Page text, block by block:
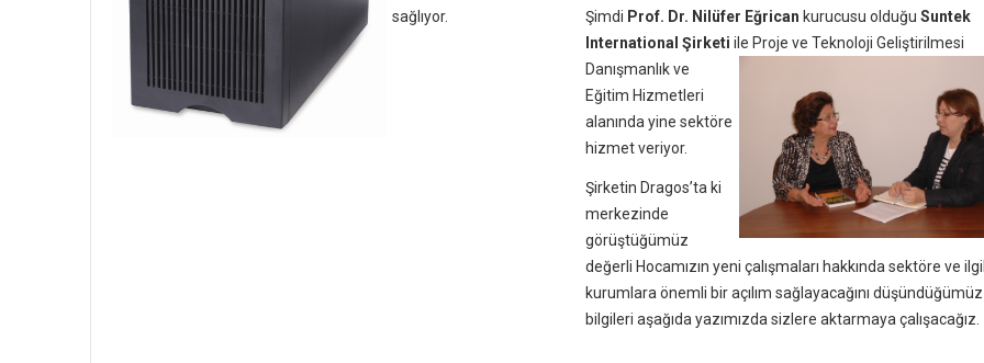
sağlıyor.
Şimdi Prof. Dr. Nilüfer Eğrican kurucusu olduğu Suntek
International Şirketi ile Proje ve Teknoloji Geliştirilmesi
Danışmanl ık ve
Eğitim Hizmetleri
alanında yine sektöre
hizmet veriyor.
Şirketin Dragos’ta ki
merkezinde
görüştüğümüz
değerli Hocamızın yeni çalışmaları hakkında sektöre ve
kurumlara önemli bir açılım sağlayacağını düşündüğümüz
bilgileri aşağıda yazımızda sizlere aktarmaya çalışacağız.